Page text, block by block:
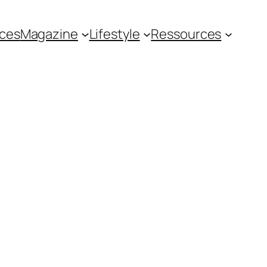
Magazine Lifestyle Ressources